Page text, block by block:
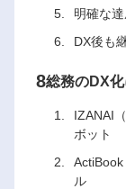
明確な
DX後も
8総務のDX
IZANAI
ボット
ル